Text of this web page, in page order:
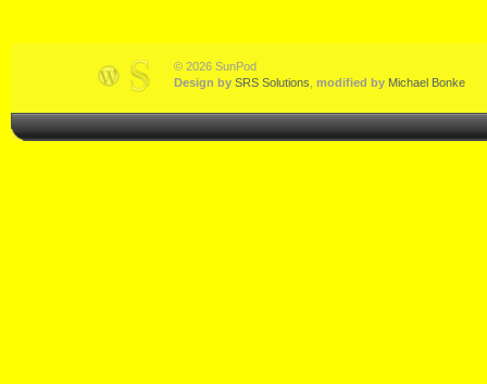
© 2026 SunPod
Design by SRS Solutions modified by Michael Bonke